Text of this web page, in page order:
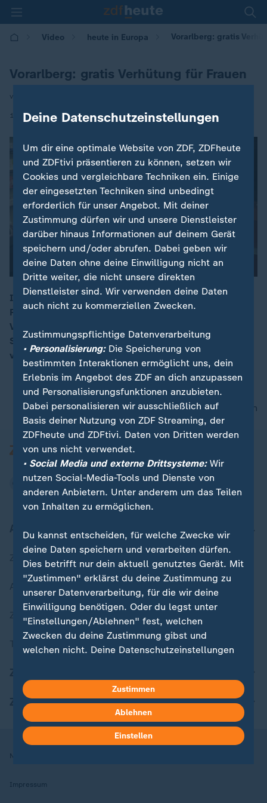
Video heute in Europa Vorarlberg: gratis
Vorarlberg: gratis Verhütung für Frauen
von Anna Gürth
11.11.2024 | 16:00
Im Oktober startete in Vorarlberg ein zweijähriges
Pilotprojekt mit der kostenlosen Bereitstellung von
Verhütungsmitteln inklusive Beratung für 3500 Frauen.
Studien zeigen, dass 36,6% der Frauen anders
verhüten würden, wenn es kostenlos wären.
nach oben
Aktuell bei ZDFheute
Zuletzt veröffentlicht
Aktuelle Sendungs-Videos
ZDFheute Stories
Themen im Überblick
ZDFheute Apps
Nutzungsbedingungen
Impressum
Deine Datenschutzeinstellungen
Um dir eine optimale Website von ZDF, ZDFheute
und ZDFtivi präsentieren zu können, setzen wir
Cookies und vergleichbare Techniken ein. Einige
der eingesetzten Techniken sind unbedingt
erforderlich für unser Angebot. Mit deiner
Zustimmung dürfen wir und unsere Dienstleister
darüber hinaus Informationen auf deinem Gerät
speichern und/oder abrufen. Dabei geben wir
deine Daten ohne deine Einwilligung nicht an
Dritte weiter, die nicht unsere direkten
Dienstleister sind. Wir verwenden deine Daten
auch nicht zu kommerziellen Zwecken.
Zustimmungspflichtige Datenverarbeitung
• Personalisierung:Die Speicherung von
bestimmten Interaktionen ermöglicht uns, dein
Erlebnis im Angebot des ZDF an dich anzupassen
und Personalisierungsfunktionen anzubieten.
Dabei personalisieren wir ausschließlich auf
Basis deiner Nutzung von ZDF Streaming, der
ZDFheute und ZDFtivi. Daten von Dritten werden
von uns nicht verwendet.
• Social Media und externe Drittsysteme:Wir
nutzen Social-Media-Tools und Dienste von
anderen Anbietern. Unter anderem um das Teilen
von Inhalten zu ermöglichen.
Du kannst entscheiden, für welche Zwecke wir
deine Daten speichern und verarbeiten dürfen.
Dies betrifft nur dein aktuell genutztes Gerät. Mit
"Zustimmen" erklärst du deine Zustimmung zu
unserer Datenverarbeitung, für die wir deine
Einwilligung benötigen. Oder du legst unter
"Einstellungen/Ablehnen" fest, welchen
Zwecken du deine Zustimmung gibst und
welchen nicht. Deine Datenschutzeinstellungen
in deinen Einstellungen widerrufen oder ändern.
Hier findest du das Impressum.
Weitere Informationen findest du in unserer
Datenschutzerklärung.
Zustimmen
Ablehnen
Einstellen